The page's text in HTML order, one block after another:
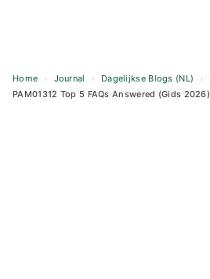
Home › Journal › Dagelijkse Blogs (NL) ›
PAM01312 Top 5 FAQs Answered (Gids 2026)